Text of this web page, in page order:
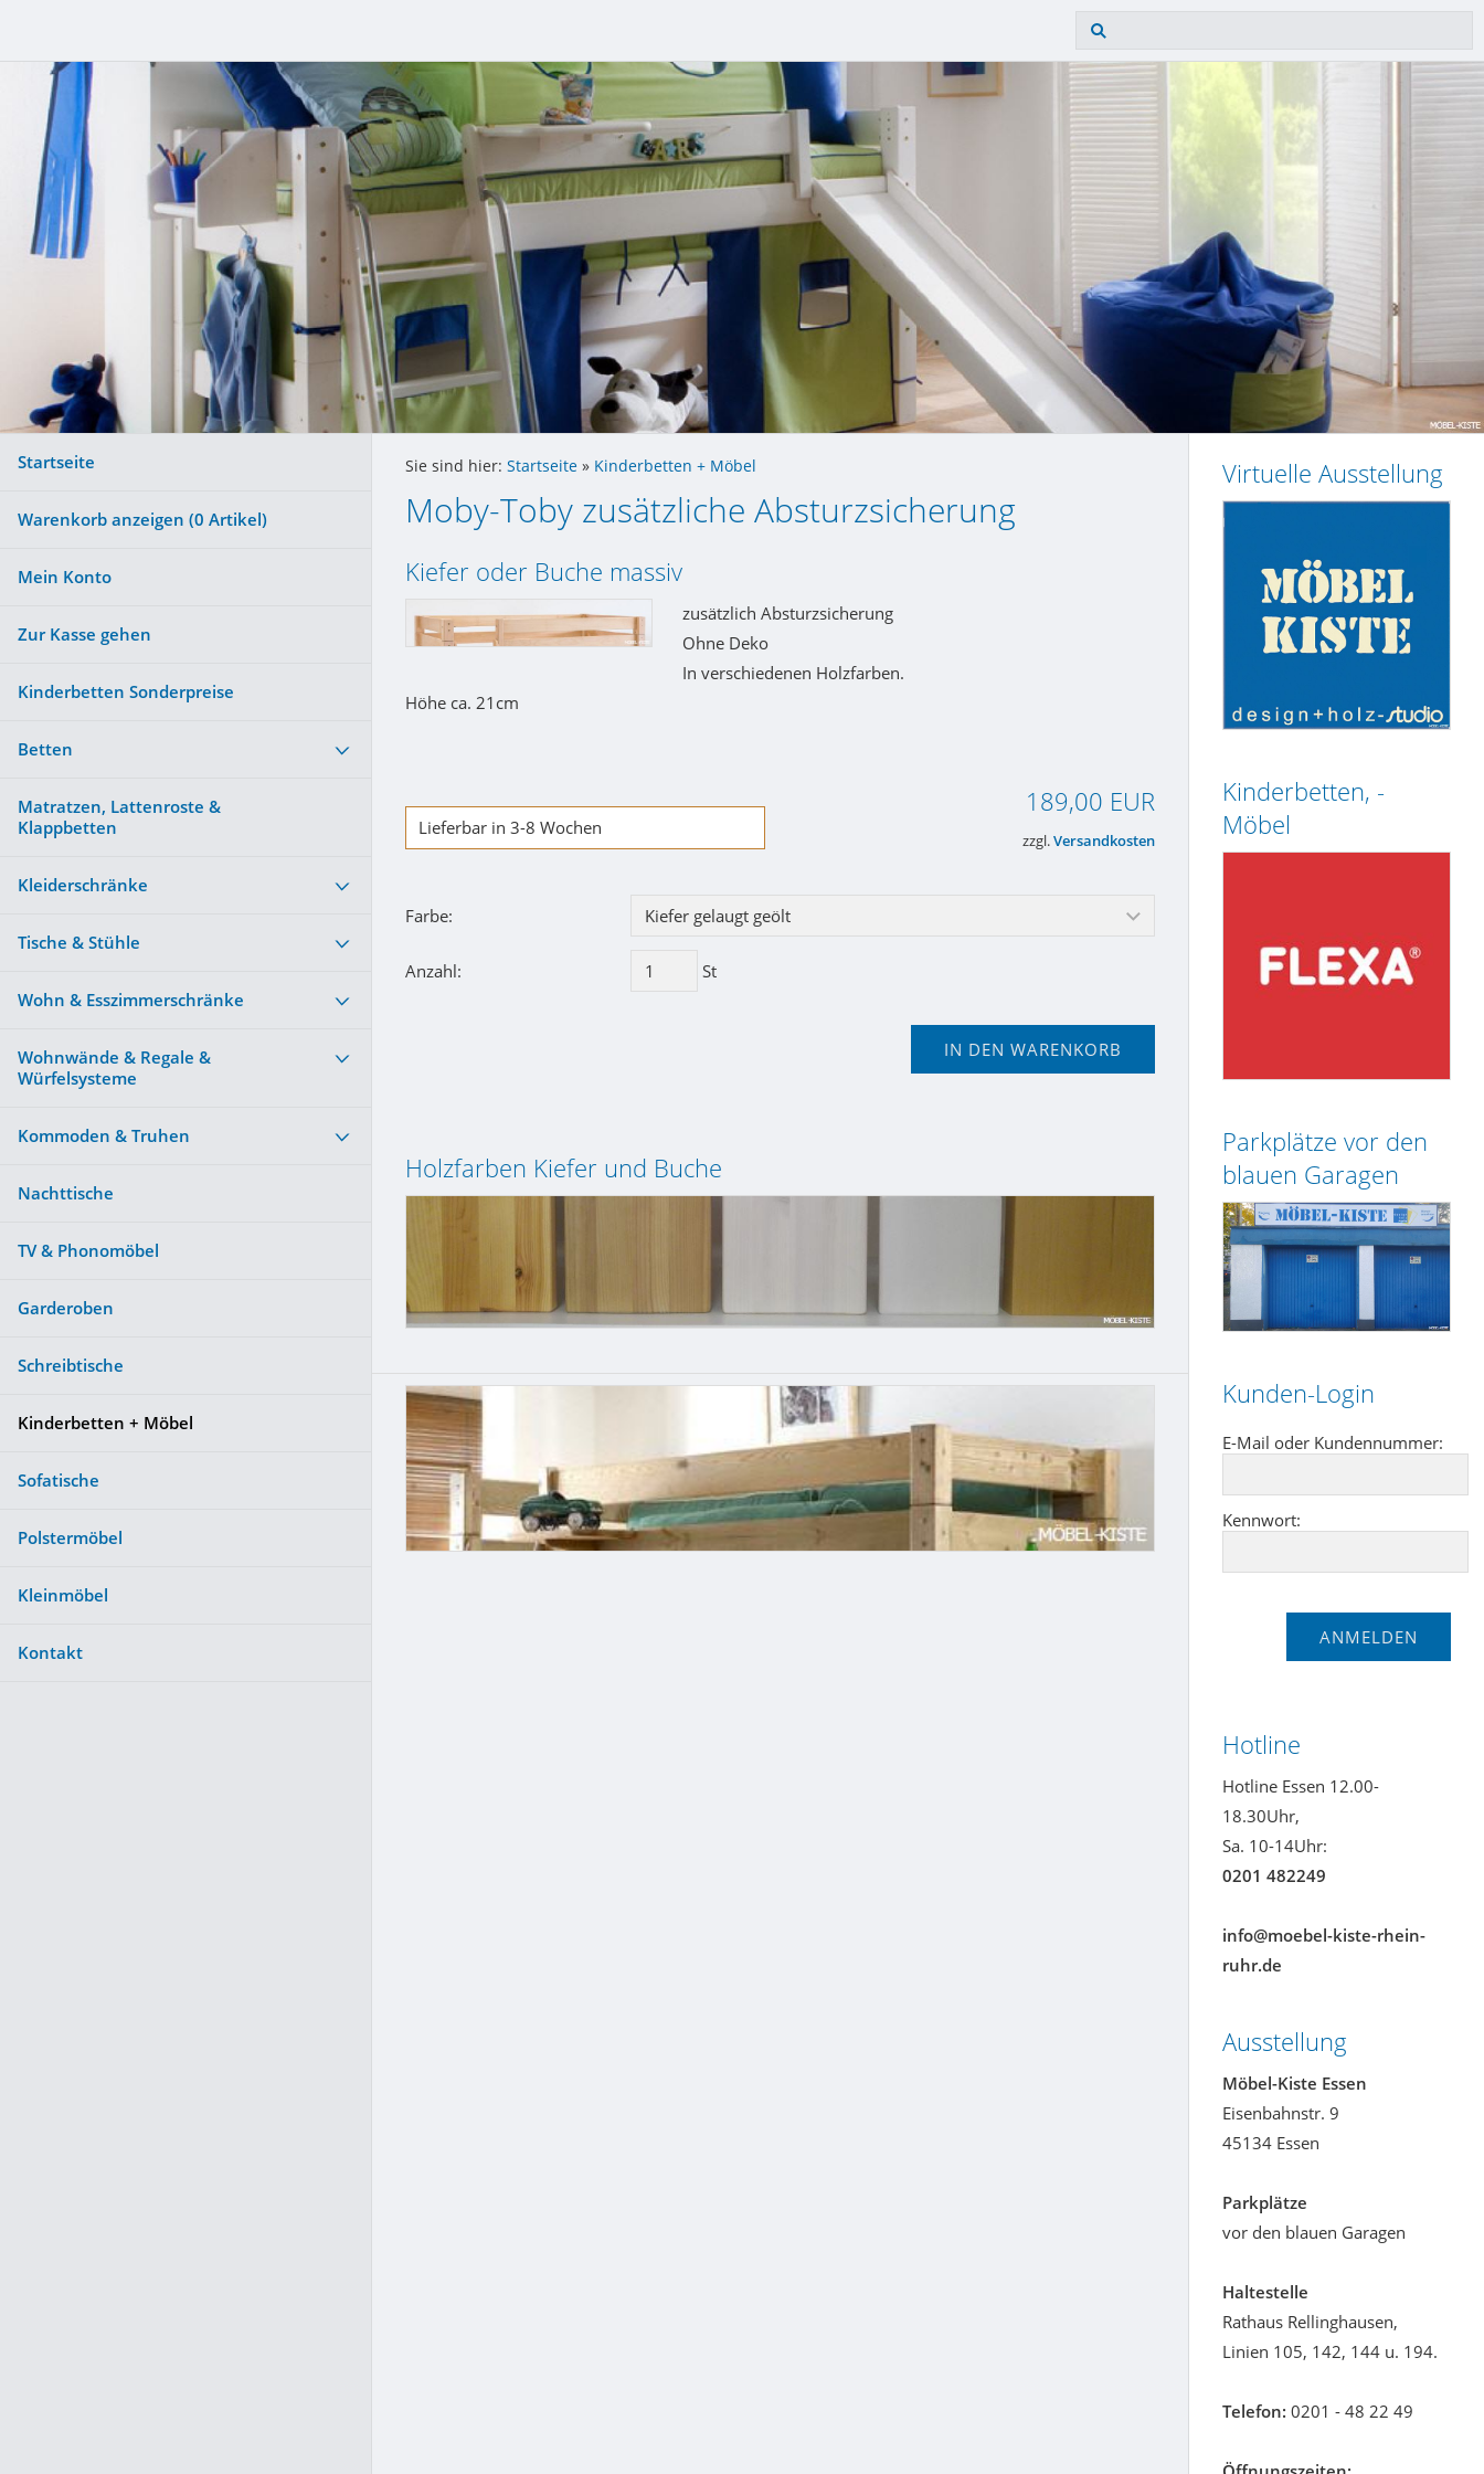
Startseite
Warenkorb anzeigen (0 Artikel)
Mein Konto
Zur Kasse gehen
Kinderbetten Sonderpreise
Betten
Matratzen, Lattenroste &
Klappbetten
Kleiderschränke
Tische & Stühle
Wohn & Esszimmerschränke
Wohnwände & Regale &
Würfelsysteme
Kommoden & Truhen
Nachttische
TV & Phonomöbel
Garderoben
Schreibtische
Kinderbetten + Möbel
Sofatische
Polstermöbel
Kleinmöbel
Kontakt
Sie sind hier: Startseite » Kinderbetten + Möbel
Moby-Toby zusätzliche Absturzsicherung
Kiefer oder Buche massiv
zusätzlich Absturzsicherung
Ohne Deko
In verschiedenen Holzfarben.
Höhe ca. 21cm
Lieferbar in 3-8 Wochen
189,00 EUR
zzgl.Versandkosten
Farbe:
Anzahl: St
IN DEN WARENKORB
Holzfarben Kiefer und Buche
Virtuelle Ausstellung
Kinderbetten, -
Möbel
Parkplätze vor den
blauen Garagen
Kunden-Login
E-Mail oder Kundennummer:
Kennwort:
Hotline
Hotline Essen 12.00-
18.30Uhr,
Sa. 10-14Uhr:
0201 482249
info@moebel-kiste-rhein-
ruhr.de
Ausstellung
Möbel-Kiste Essen
Eisenbahnstr. 9
45134 Essen
Parkplätze
vor den blauen Garagen
Haltestelle
Rathaus Rellinghausen,
Linien 105, 142, 144 u. 194.
Telefon: 0201 - 48 22 49